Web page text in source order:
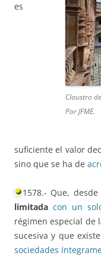
Claustro
Por JFME.
es
suficiente el valor
sino que se ha de
1578.- Que,
limitada con un
régimen especial de
sucesiva y que
sociedades